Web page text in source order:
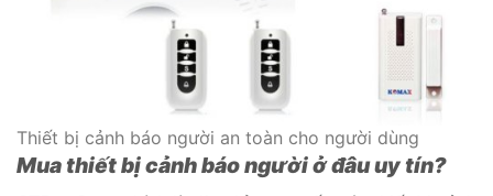
Thiết bị cảnh báo người an toàn cho người dùng
Mua thiết bị cảnh báo người ở đâu uy tín?